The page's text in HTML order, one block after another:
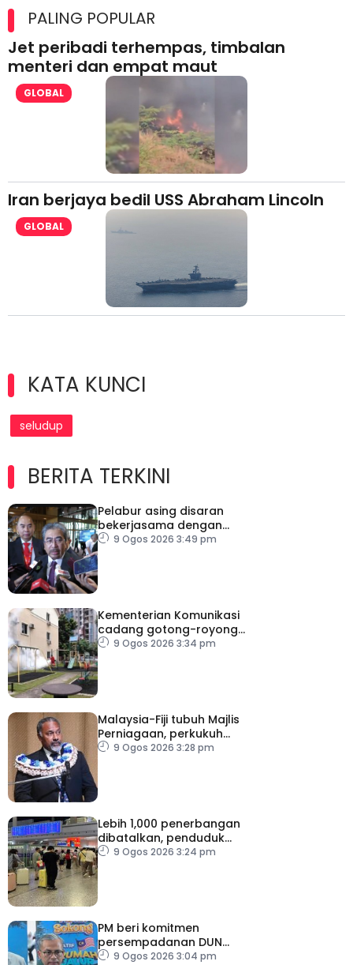
lesen separuh pertama 2026
PALING POPULAR
Jet peribadi terhempas, timbalan
menteri dan empat maut
GLOBAL
Iran berjaya bedil USS Abraham Lincoln
GLOBAL
KATA KUNCI
seludup
BERITA TERKINI
Pelabur asing disaran
bekerjasama dengan
industri tempatan –
9 Ogos 2026 3:49 pm
Kementerian Komunikasi
cadang gotong-royong
mega perangi denggi
9 Ogos 2026 3:34 pm
Malaysia-Fiji tubuh Majlis
Perniagaan, perkukuh
kerjasama ekonomi
9 Ogos 2026 3:28 pm
Lebih 1,000 penerbangan
dibatalkan, penduduk
dipindahkan persediaan
9 Ogos 2026 3:24 pm
PM beri komitmen
persempadanan DUN
Sarawak, minta laporan
9 Ogos 2026 3:04 pm